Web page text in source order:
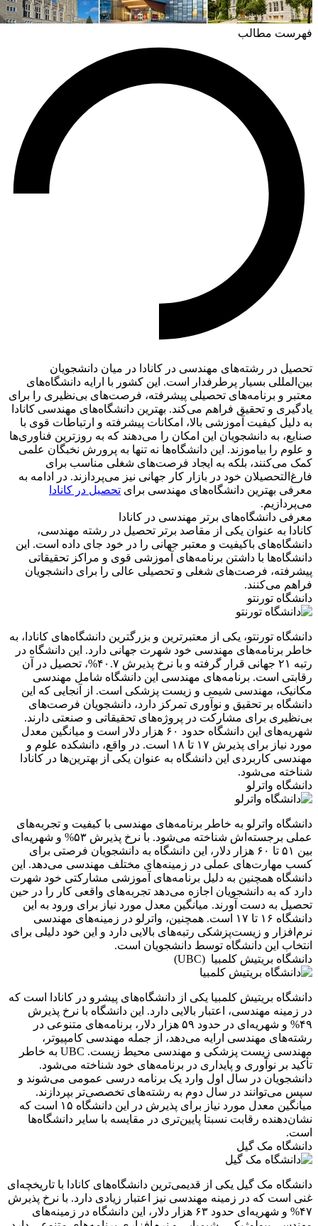
فهرست مطالب
تحصیل در رشته‌های مهندسی در کانادا در میان دانشجویان
بین‌المللی بسیار پرطرفدار است. این کشور با ارایه دانشگاه‌های
معتبر و برنامه‌های تحصیلی پیشرفته، فرصت‌های بی‌نظیری را برای
یادگیری و تحقیق فراهم می‌کند. بهترین دانشگاه‌های مهندسی کانادا
به دلیل کیفیت آموزشی بالا، امکانات پیشرفته و ارتباطات قوی با
صنایع، به دانشجویان این امکان را می‌دهند که به روزترین فناوری‌ها
و علوم را بیاموزند. این دانشگاه‌ها نه تنها به پرورش نخبگان علمی
کمک می‌کنند، بلکه به ایجاد فرصت‌های شغلی مناسب برای
فارغ‌التحصیلان خود در بازار کار جهانی نیز می‌پردازند. در ادامه به
معرفی بهترین دانشگاه‌های مهندسی برای تحصیل در کانادا
می‌پردازیم.
معرفی دانشگاه‌های برتر مهندسی در کانادا
کانادا به عنوان یکی از مقاصد برتر تحصیل در رشته مهندسی،
دانشگاه‌های باکیفیت و معتبر جهانی را در خود جای داده است. این
دانشگاه‌ها با داشتن برنامه‌های آموزشی قوی و مراکز تحقیقاتی
پیشرفته، فرصت‌های شغلی و تحصیلی عالی را برای دانشجویان
فراهم می‌کنند.
دانشگاه تورنتو
دانشگاه تورنتو، یکی از معتبرترین و بزرگترین دانشگاه‌های کانادا، به
خاطر برنامه‌های مهندسی خود شهرت جهانی دارد. این دانشگاه در
رتبه ۲۱ جهانی قرار گرفته و با نرخ پذیرش ۴۰.۷%، تحصیل در آن
رقابتی است. برنامه‌های مهندسی این دانشگاه شامل مهندسی
مکانیک، مهندسی شیمی و زیست پزشکی است. از آنجایی که این
دانشگاه بر تحقیق و نوآوری تمرکز دارد، دانشجویان فرصت‌های
بی‌نظیری برای مشارکت در پروژه‌های تحقیقاتی و صنعتی دارند.
شهریه‌های این دانشگاه حدود ۶۰ هزار دلار است و میانگین معدل
مورد نیاز برای پذیرش ۱۷ تا ۱۸ است. در واقع، دانشکده علوم و
مهندسی کاربردی این دانشگاه به عنوان یکی از بهترین‌ها در کانادا
شناخته می‌شود.
دانشگاه واترلو
دانشگاه واترلو به خاطر برنامه‌های مهندسی با کیفیت و تجربه‌های
عملی برجسته‌اش شناخته می‌شود. با نرخ پذیرش ۵۳% و شهریه‌ای
بین ۵۱ تا ۶۰ هزار دلار، این دانشگاه به دانشجویان فرصتی برای
کسب مهارت‌های عملی در زمینه‌های مختلف مهندسی می‌دهد. این
دانشگاه همچنین به دلیل برنامه‌های آموزشی مشارکتی خود شهرت
دارد که به دانشجویان اجازه می‌دهد تجربه‌های واقعی کار را در حین
تحصیل به دست آورند. میانگین معدل مورد نیاز برای ورود به این
دانشگاه ۱۶ تا ۱۷ است. همچنین، واترلو در زمینه‌های مهندسی
نرم‌افزار و زیست‌پزشکی رتبه‌های بالایی دارد و این خود دلیلی برای
انتخاب این دانشگاه توسط دانشجویان است.
دانشگاه بریتیش کلمبیا (UBC)
دانشگاه بریتیش کلمبیا یکی از دانشگاه‌های پیشرو در کانادا است که
در زمینه مهندسی، اعتبار بالایی دارد. این دانشگاه با نرخ پذیرش
۴۹% و شهریه‌ای در حدود ۵۹ هزار دلار، برنامه‌های متنوعی در
رشته‌های مهندسی ارایه می‌دهد، از جمله مهندسی کامپیوتر،
مهندسی زیست پزشکی و مهندسی محیط زیست. UBC به خاطر
تأکید بر نوآوری و پایداری در برنامه‌های خود شناخته می‌شود.
دانشجویان در سال اول وارد یک برنامه درسی عمومی می‌شوند و
سپس می‌توانند در سال دوم به رشته‌های تخصصی‌تر بپردازند.
میانگین معدل مورد نیاز برای پذیرش در این دانشگاه ۱۵ است که
نشان‌دهنده رقابت نسبتا پایین‌تری در مقایسه با سایر دانشگاه‌ها
است.
دانشگاه مک گیل
دانشگاه مک گیل یکی از قدیمی‌ترین دانشگاه‌های کانادا با تاریخچه‌ای
غنی است که در زمینه مهندسی نیز اعتبار زیادی دارد. با نرخ پذیرش
۴۷% و شهریه‌ای حدود ۶۳ هزار دلار، این دانشگاه در زمینه‌های